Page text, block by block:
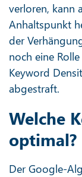
verloren, kann
Anhaltspunkt
der
noch eine
Keyword
abgestraft.
Welche
optimal?
Der Google-